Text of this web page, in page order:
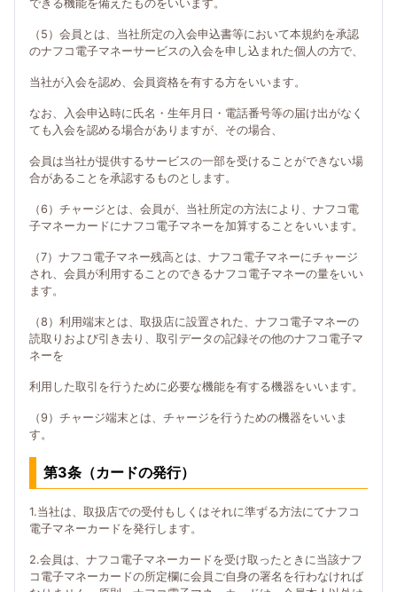
できる機能を備えたものをいいます。
（5）会員とは、当社所定の入会申込書等において本規約を承認
のナフコ電子マネーサービスの入会を申し込まれた個人の方で、
当社が入会を認め、会員資格を有する方をいいます。
なお、入会申込時に氏名・生年月日・電話番号等の届け出がなく
ても入会を認める場合がありますが、その場合、
会員は当社が提供するサービスの一部を受けることができない場
合があることを承認するものとします。
（6）チャージとは、会員が、当社所定の方法により、ナフコ電
子マネーカードにナフコ電子マネーを加算することをいいます。
（7）ナフコ電子マネー残高とは、ナフコ電子マネーにチャージ
され、会員が利用することのできるナフコ電子マネーの量をいい
ます。
（8）利用端末とは、取扱店に設置された、ナフコ電子マネーの
読取りおよび引き去り、取引データの記録その他のナフコ電子マ
ネーを
利用した取引を行うために必要な機能を有する機器をいいます。
（9）チャージ端末とは、チャージを行うための機器をいいま
す。
第3条（カードの発行）
1.当社は、取扱店での受付もしくはそれに準ずる方法にてナフコ
電子マネーカードを発行します。
2.会員は、ナフコ電子マネーカードを受け取ったときに当該ナフ
コ電子マネーカードの所定欄に会員ご自身の署名を行わなければ